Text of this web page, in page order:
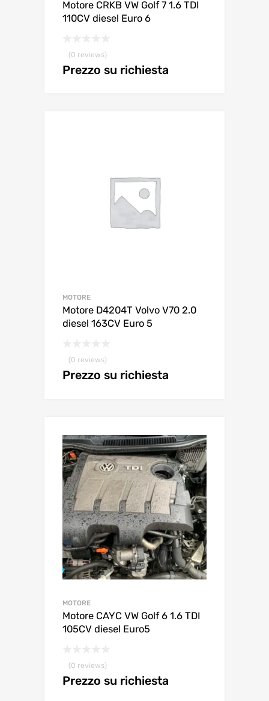
Motore CRKB VW Golf 7 1.6 TDI
110CV diesel Euro 6
(0 reviews)
Prezzo su richiesta
MOTORE
Motore D4204T Volvo V70 2.0
diesel 163CV Euro 5
(0 reviews)
Prezzo su richiesta
MOTORE
Motore CAYC VW Golf 6 1.6 TDI
105CV diesel Euro5
(0 reviews)
Prezzo su richiesta